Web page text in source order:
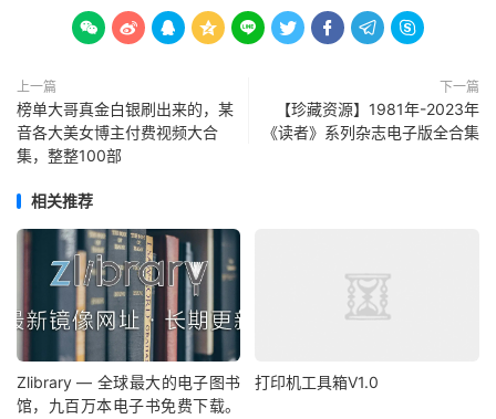
        
上一篇
榜单大哥真金白银刷出来的，某
音各大美女博主付费视频大合
集，整整100部
下一篇
【珍藏资源】1981年-2023年
《读者》系列杂志电子版全合集
相关推荐
Zlibrary — 全球最大的电子图书
馆，九百万本电子书免费下载。
打印机工具箱V1.0